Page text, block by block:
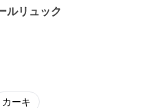
ルリュック
カーキ